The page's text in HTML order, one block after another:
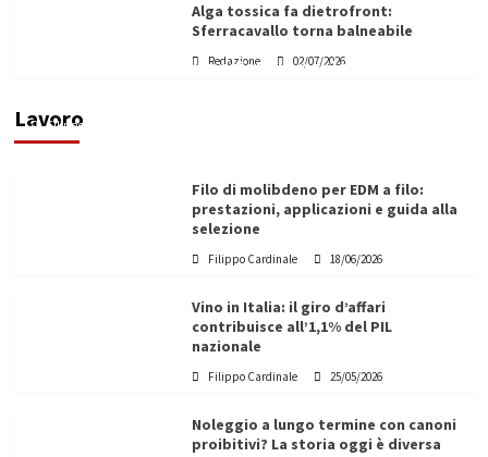
Alga tossica fa dietrofront:
Sferracavallo torna balneabile
Redazione 02/07/2026
Lavoro
L’ingegnere saccense Buscarnera partner chiave
di un progetto transnazionale per la transizione
Filippo Cardinale
Filo di molibdeno per EDM a filo:
prestazioni, applicazioni e guida alla
selezione
Filippo Cardinale 18/06/2026
Vino in Italia: il giro d’affari
contribuisce all’1,1% del PIL
nazionale
Filippo Cardinale 25/05/2026
Noleggio a lungo termine con canoni
proibitivi? La storia oggi è diversa